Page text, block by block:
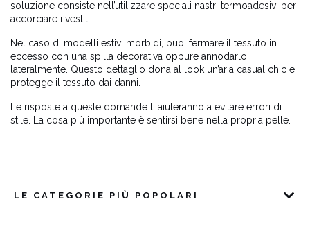
soluzione consiste nell’utilizzare speciali nastri termoadesivi per
accorciare i vestiti.
Nel caso di modelli estivi morbidi, puoi fermare il tessuto in
eccesso con una spilla decorativa oppure annodarlo
lateralmente. Questo dettaglio dona al look un’aria casual chic e
protegge il tessuto dai danni.
Le risposte a queste domande ti aiuteranno a evitare errori di
stile. La cosa più importante è sentirsi bene nella propria pelle.
LE CATEGORIE PIÙ POPOLARI